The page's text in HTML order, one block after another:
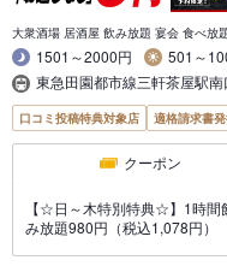
大衆酒場 居酒屋 飲み放題 宴会 食べ放
1501～2000円
501～
東急田園都市線三軒茶屋駅
口コミ投稿特典対象店 適格請求書
クーポン
【☆日～木特別特典☆】1時間
み放題980円（税込1,078円）